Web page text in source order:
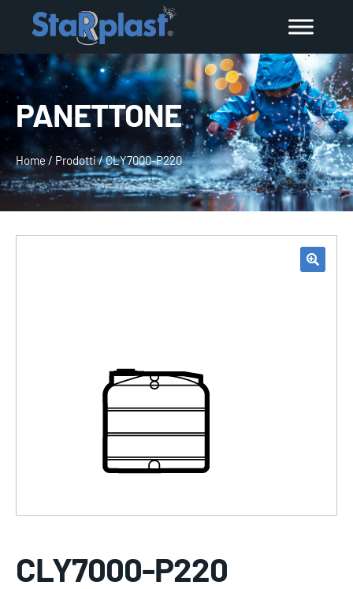
PANETTONE
Home/ Prodotti/CLY7000-P220
CLY7000-P220